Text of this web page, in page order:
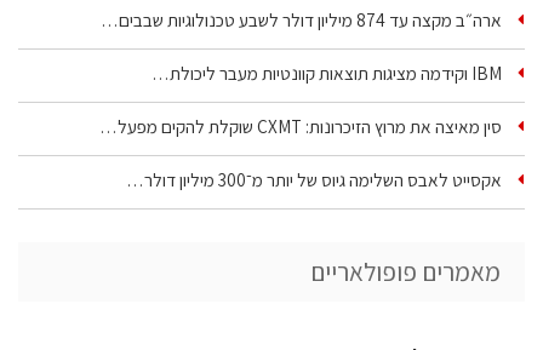
ארה״ב מקצה עד 874 מיליון דולר לשבע טכנולוגיות שבבים…
IBM וקידמה מציגות תוצאות קוונטיות מעבר ליכולת…
סין מאיצה את מרוץ הזיכרונות: CXMT שוקלת להקים מפעל…
אקסייט לאבס השלימה גיוס של יותר מ־300 מיליון דולר…
מאמרים פופולאריים